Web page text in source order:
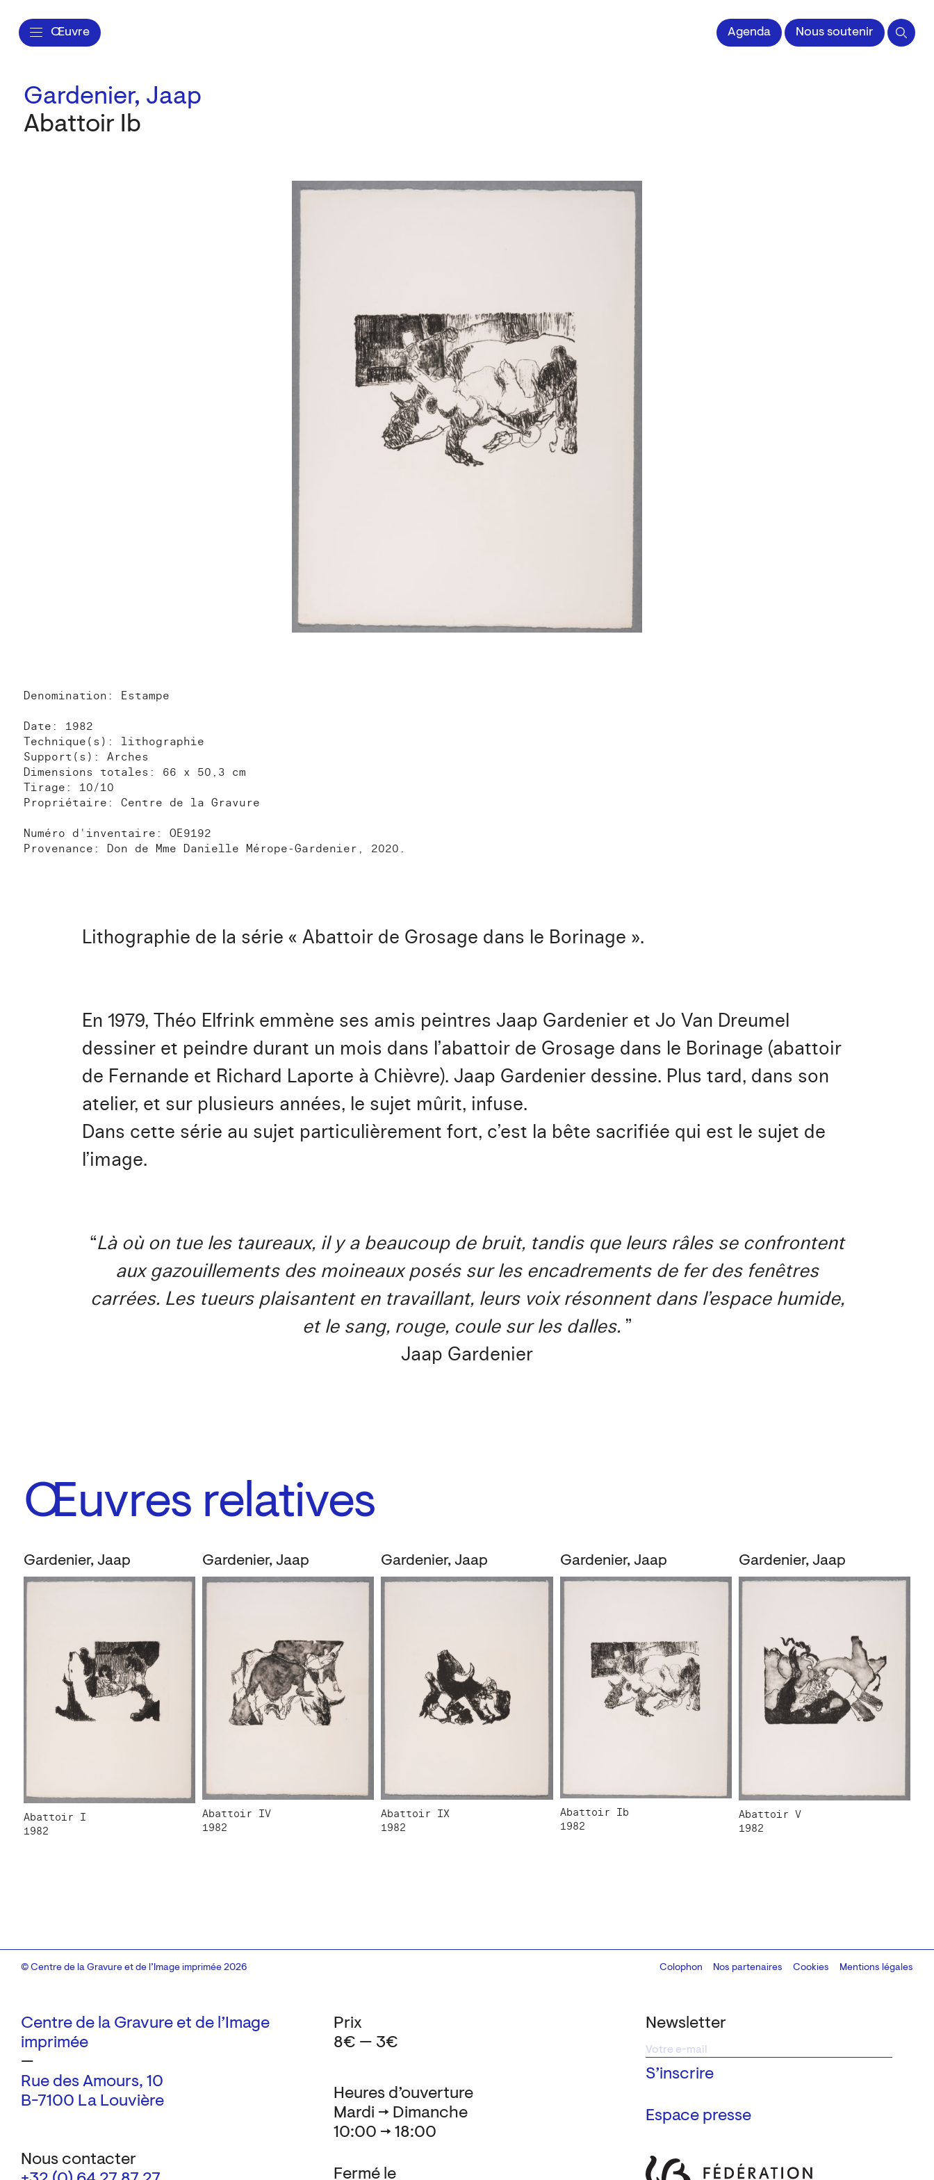
Œuvre Agenda Nous soutenir
Gardenier, Jaap
Abattoir Ib
Denomination: Estampe
Date: 1982
Technique(s): lithographie
Support(s): Arches
Dimensions totales: 66 x 50,3 cm
Tirage: 10/10
Propriétaire: Centre de la Gravure
Numéro d'inventaire: OE9192
Provenance: Don de Mme Danielle Mérope-Gardenier, 2020.
Lithographie de la série « Abattoir de Grosage dans le Borinage ».
En 1979, Théo Elfrink emmène ses amis peintres Jaap Gardenier et Jo Van Dreumel
dessiner et peindre durant un mois dans l’abattoir de Grosage dans le Borinage (abattoir
de Fernande et Richard Laporte à Chièvre). Jaap Gardenier dessine. Plus tard, dans son
atelier, et sur plusieurs années, le sujet mûrit, infuse.
Dans cette série au sujet particulièrement fort, c’est la bête sacrifiée qui est le sujet de
l’image.
“Là où on tue les taureaux, il y a beaucoup de bruit, tandis que leurs râles se confrontent
aux gazouillements des moineaux posés sur les encadrements de fer des fenêtres
carrées. Les tueurs plaisantent en travaillant, leurs voix résonnent dans l’espace humide,
et le sang, rouge, coule sur les dalles. ”
Jaap Gardenier
Œuvres relatives
Gardenier, Jaap
Abattoir I
1982
Gardenier, Jaap
Abattoir IV
1982
Gardenier, Jaap
Abattoir IX
1982
Gardenier, Jaap
Abattoir Ib
1982
Gardenier, Jaap
Abattoir V
1982
Centre de la Gravure et de l’Image
imprimée
—
Rue des Amours, 10
B-7100 La Louvière
Nous contacter
Newsletter
Espace presse
Heures d’ouverture
Mardi → Dimanche
10:00 → 18:00
Fermé le
Prix
8€ — 3€
© Centre de la Gravure et de l’Image imprimée 2026 Colophon
Design:Marcel Kaczmarek, code:8080.studio
Nos partenaires Cookies Mentions légales